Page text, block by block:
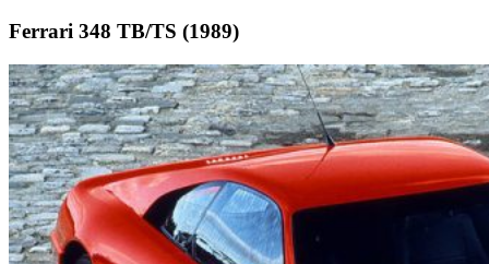
Ferrari 348 TB/TS (1989)